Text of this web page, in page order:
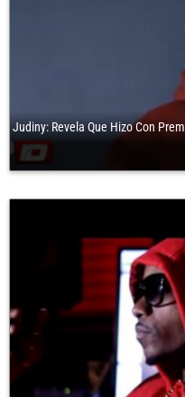
Judiny: Revela Que Hizo Con